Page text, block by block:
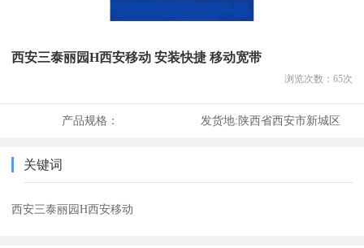
西安三泰丽园H西安移动 安装快捷 移动宽带
浏览次数： 65次
产品规格： 发货地:陕西省西安市新城区
关键词
西安三泰丽园H西安移动